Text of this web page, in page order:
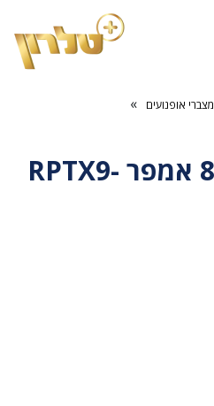
אופנועים »
מצבר לאופנוע 8 אמפר RPTX9-